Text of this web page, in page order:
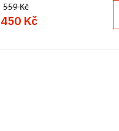
559 Kč
450 Kč